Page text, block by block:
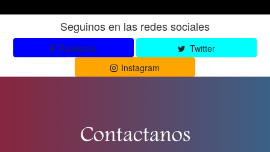
Seguinos en las redes sociales
Facebook
Twitter
Instagram
Contactanos